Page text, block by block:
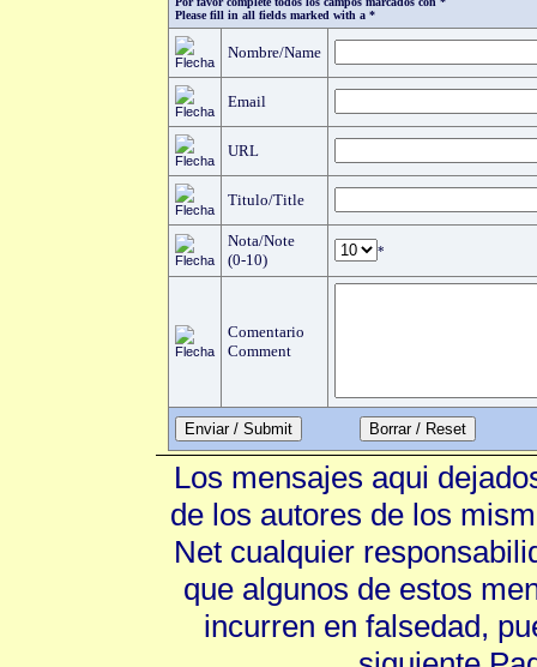
Please fill in all fields marked with a *
Nombre/Name
Email
URL
Titulo/Title
Nota/Note
(0-10)
*
Comentario
Comment
Enviar / Submit
Los mensajes aqui
de los autores de los
Net cualquier
que algunos de estos
incurren en falsedad,